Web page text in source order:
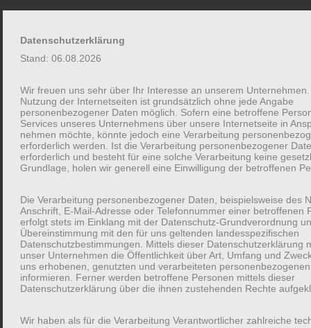
Zum
Inhalt
Kompetenz & Konzepte
Hello world!
vonkokon Mai 10, 2016
Welcome to WordPress. This is your first post. Edit or delete it,
then start writing!
Schreibe einen Kommentar
Datenschutzerklärung
Stand: 06.08.2026
Wir freuen uns sehr über Ihr Interesse an unserem
Nutzung der Internetseiten ist grundsätzlich ohne jede Angabe
personenbezogener Daten möglich. Sofern eine betroffene
Services unseres Unternehmens über unsere Internetseite in
nehmen möchte, könnte jedoch eine Verarbeitung
erforderlich werden. Ist die Verarbeitung personenbezogener
erforderlich und besteht für eine solche Verarbeitung keine
Grundlage, holen wir generell eine Einwilligung der betroffenen
Die Verarbeitung personenbezogener Daten, beispielsweise des
Anschrift, E-Mail-Adresse oder Telefonnummer einer betroffenen
erfolgt stets im Einklang mit der Datenschutz-Grundverordnung
Übereinstimmung mit den für uns geltenden landesspezifischen
Datenschutzbestimmungen. Mittels dieser Datenschutzerklärung
unser Unternehmen die Öffentlichkeit über Art, Umfang und
uns erhobenen, genutzten und verarbeiteten
informieren. Ferner werden betroffene Personen mittels dieser
Datenschutzerklärung über die ihnen zustehenden Rechte
Wir haben als für die Verarbeitung Verantwortlicher zahlreiche